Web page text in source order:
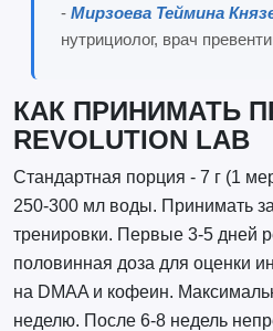
- Мирзоева Теймина
нутрициолог, врач
КАК ПРИНИМАТЬ
REVOLUTION LAB
Стандартная порция - 7 г (1
250-300 мл воды. Принимать
тренировки. Первые 3-5 дней
половинная доза для оценки
на DMAA и кофеин.
неделю. После 6-8 недель